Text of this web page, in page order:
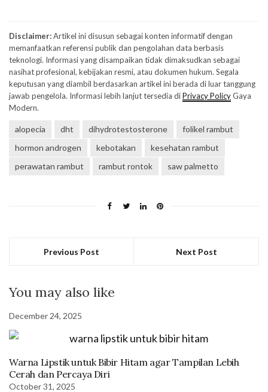
Disclaimer:Artikel ini disusun sebagai konten informatif dengan
memanfaatkan referensi publik dan pengolahan data berbasis
teknologi. Informasi yang disampaikan tidak dimaksudkan sebagai
nasihat profesional, kebijakan resmi, atau dokumen hukum. Segala
keputusan yang diambil berdasarkan artikel ini berada di luar tanggung
jawab pengelola. Informasi lebih lanjut tersedia diPrivacy PolicyGaya
Modern.
alopecia dht dihydrotestosterone
folikel rambut
hormon androgen
kebotakan
kesehatan rambut
perawatan rambut
rambut rontok saw palmetto
Previous Post Next Post
You may also like
December 24, 2025
Warna Lipstik untuk Bibir Hitam agar Tampilan Lebih
Cerah dan Percaya Diri
October 31, 2025